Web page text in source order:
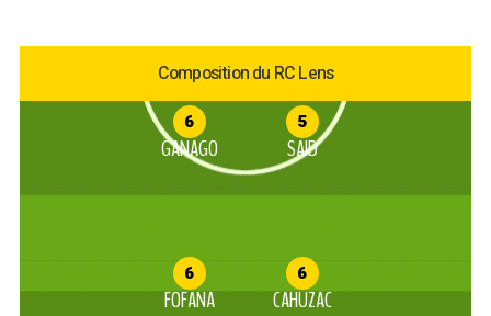
Composition du RC Lens
6
GANAGO
5
SAID
6
FOFANA
6
CAHUZAC